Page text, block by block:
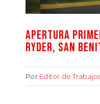
APERTURA
RYDER, SAN
Por Editor de Trabajos